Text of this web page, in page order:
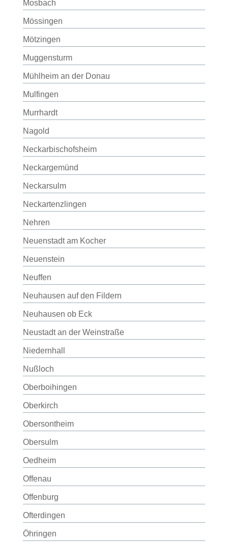
Mosbach
Mössingen
Mötzingen
Muggensturm
Mühlheim an der Donau
Mulfingen
Murrhardt
Nagold
Neckarbischofsheim
Neckargemünd
Neckarsulm
Neckartenzlingen
Nehren
Neuenstadt am Kocher
Neuenstein
Neuffen
Neuhausen auf den Fildern
Neuhausen ob Eck
Neustadt an der Weinstraße
Niedernhall
Nußloch
Oberboihingen
Oberkirch
Obersontheim
Obersulm
Oedheim
Offenau
Offenburg
Ofterdingen
Öhringen